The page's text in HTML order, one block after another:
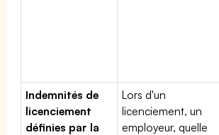
Indemnités de
licenciement
définies par la
Lors d'un
licenciement, un
employeur, quelle